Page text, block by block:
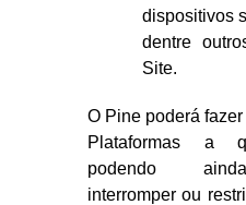
dispositivos
dentre
Site.
O Pine poderá
Plataformas a
podendo
interromper ou